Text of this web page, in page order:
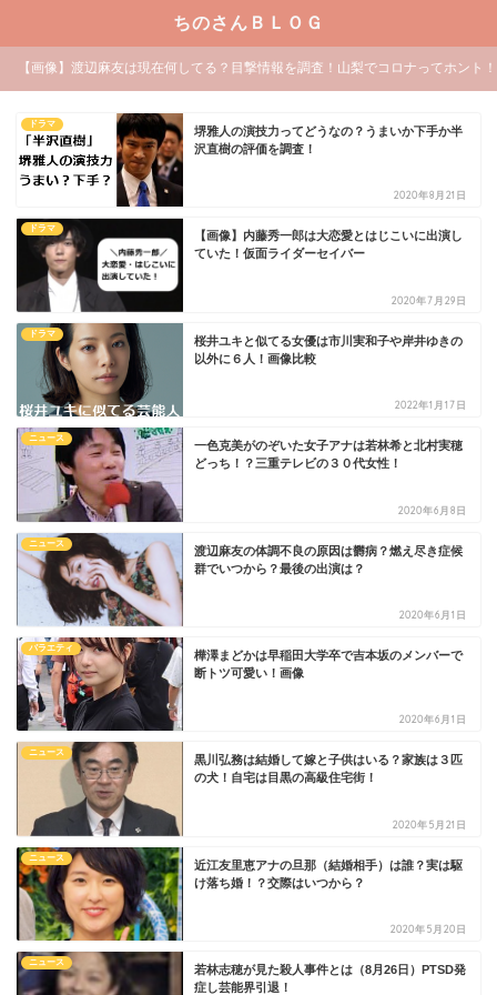
ちのさんＢＬＯＧ
【画像】渡辺麻友は現在何してる？目撃情報を調査！山梨でコロナってホント
ドラマ
堺雅人の演技力ってどうなの？うまいか下手か半
沢直樹の評価を調査！
2020年8月21日
ドラマ
【画像】内藤秀一郎は大恋愛とはじこいに出演し
ていた！仮面ライダーセイバー
2020年7月29日
ドラマ
桜井ユキと似てる女優は市川実和子や岸井ゆきの
以外に６人！画像比較
2022年1月17日
ニュース
一色克美がのぞいた女子アナは若林希と北村実穂
どっち！？三重テレビの３０代女性！
2020年6月8日
ニュース
渡辺麻友の体調不良の原因は欝病？燃え尽き症候
群でいつから？最後の出演は？
2020年6月1日
バラエティ
樺澤まどかは早稲田大学卒で吉本坂のメンバーで
断トツ可愛い！画像
2020年6月1日
ニュース
黒川弘務は結婚して嫁と子供はいる？家族は３匹
の犬！自宅は目黒の高級住宅街！
2020年5月21日
ニュース
近江友里恵アナの旦那（結婚相手）は誰？実は駆
け落ち婚！？交際はいつから？
2020年5月20日
ニュース
若林志穂が見た殺人事件とは（8月26日）PTSD発
症し芸能界引退！